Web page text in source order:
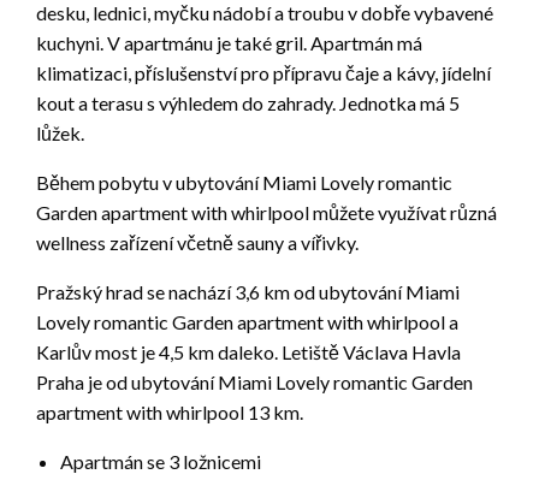
desku, lednici, myčku nádobí a troubu v dobře vybavené
kuchyni. V apartmánu je také gril. Apartmán má
klimatizaci, příslušenství pro přípravu čaje a kávy, jídelní
kout a terasu s výhledem do zahrady. Jednotka má 5
lůžek.
Během pobytu v ubytování Miami Lovely romantic
Garden apartment with whirlpool můžete využívat různá
wellness zařízení včetně sauny a vířivky.
Pražský hrad se nachází 3,6 km od ubytování Miami
Lovely romantic Garden apartment with whirlpool a
Karlův most je 4,5 km daleko. Letiště Václava Havla
Praha je od ubytování Miami Lovely romantic Garden
apartment with whirlpool 13 km.
Apartmán se 3 ložnicemi